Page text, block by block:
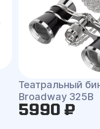
Театральный
Broadway 325B
5990 ₽